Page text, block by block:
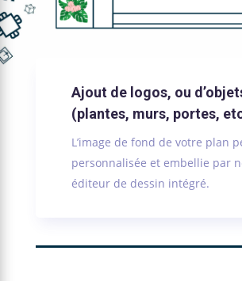
Ajout de logos, ou
(plantes, murs, portes,
L’image de fond de votre plan
personnalisée et embellie par
éditeur de dessin intégré.